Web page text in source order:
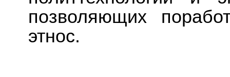
позволяющих
этнос.